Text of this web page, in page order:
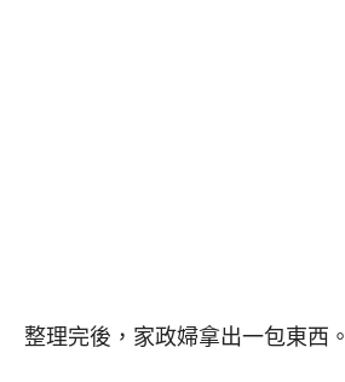
整理完後，家政婦拿出一包東西。